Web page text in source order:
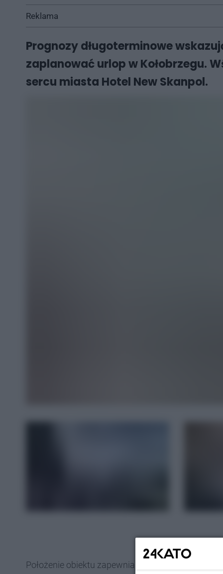
Reklama
Prognozy długoterminowe
zaplanować urlop w Kołobrzegu.
sercu miasta Hotel New Skanpol.
Położenie obiektu zapewnia nie tylko dogodny